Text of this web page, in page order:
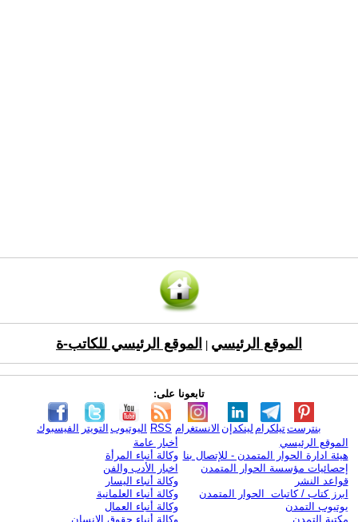
الموقع الرئيسي الموقع الرئيسي للكاتب-ة
تابعونا على:
الفيسبوك التويتر اليوتيوب RSS الانستغرام لينكدإن تيلكرامبنترست
الموقع الرئيسي
هيئة ادارة الحوار المتمدن - للإتصال بنا
إحصائيات مؤسسة الحوار المتمدن
قواعد النشر
ابرز كتاب / كاتبات الحوار المتمدن
يوتيوب التمدن
مكتبة التمدن
أخبار عامة
وكالة أنباء المرأة
اخبار الأدب والفن
وكالة أنباء اليسار
وكالة أنباء العلمانية
وكالة أنباء العمال
وكالة أنباء حقوق الإنسان